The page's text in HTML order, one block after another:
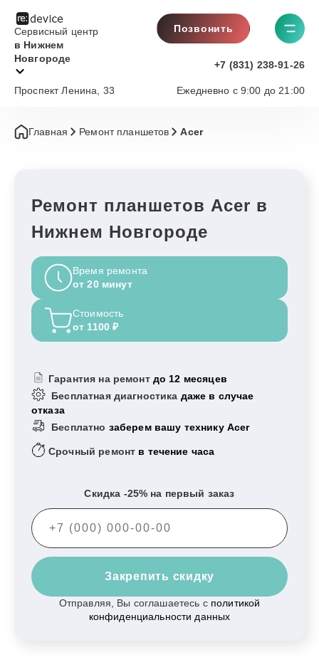
Сервисный центр
в Нижнем
Новгороде
Позвонить
+7 (831) 238-91-26
Ежедневно с 9:00 до 21:00
Проспект Ленина, 33
Главная Ремонт планшетов Acer
Ремонт планшетов Acer в
Нижнем Новгороде
Время ремонта
от 20 минут
Стоимость
от 1100 ₽
Гарантия на ремонт до 12 месяцев
Бесплатная диагностика даже в случае
отказа
Бесплатно заберем вашу технику Acer
Срочный ремонт в течение часа
Скидка -25% на первый заказ
Закрепить скидку
Отправляя, Вы соглашаетесь с политикой
конфиденциальности данных